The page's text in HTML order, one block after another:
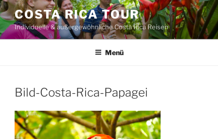
Zum
Inhalt
springen
COSTA RICA TOUR
Individuelle & außergewöhnliche Costa Rica Reisen
Menü
Bild-Costa-Rica-Papagei